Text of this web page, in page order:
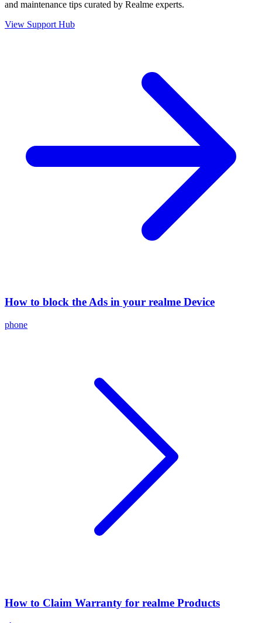
and maintenance tips curated by Realme experts.
View Support Hub
How to block the Ads in your realme Device
phone
How to Claim Warranty for realme Products